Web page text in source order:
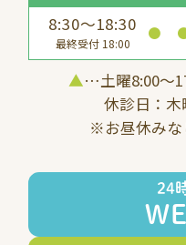
8:30～18:30
最終受付 18:00
●
▲…土曜8:00〜
休診日：
※お昼休みな
24